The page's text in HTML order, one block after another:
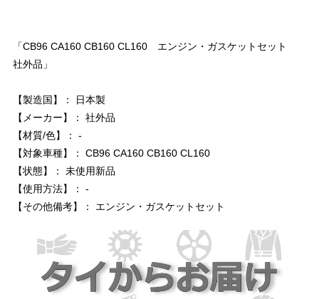
「CB96 CA160 CB160 CL160 エンジン・ガスケットセット
社外品」
【製造国】： 日本製
【メーカー】： 社外品
【材質/色】： -
【対象車種】： CB96 CA160 CB160 CL160
【状態】： 未使用新品
【使用方法】： -
【その他備考】： エンジン・ガスケットセット